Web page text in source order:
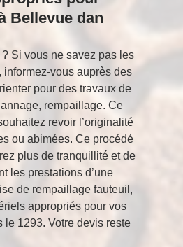
Bellevue dan
Si vous ne savez pas les
vous auprès des
pour des travaux de
rempaillage. Ce
revoir l’originalité
ou abimées. Ce procédé
plus de tranquillité et de
les prestations d’une
de rempaillage fauteuil,
appropriés pour vos
1293. Votre devis reste